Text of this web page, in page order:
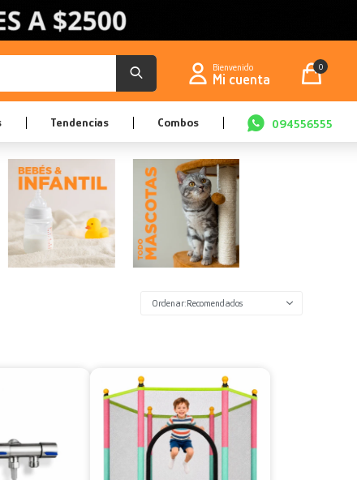
Tendencias Combos 094556555
0
Recomendados